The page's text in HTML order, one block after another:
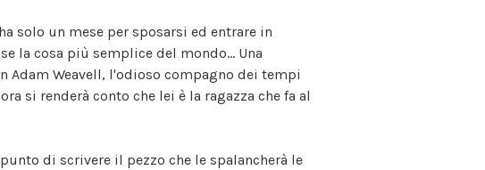
solo un mese per sposarsi ed entrare in
la cosa più semplice del mondo... Una
Weavell, l'odioso compagno dei tempi
si renderà conto che lei è la ragazza che fa al
di scrivere il pezzo che le spalancherà le